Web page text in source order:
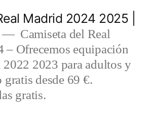
Madrid 2024 2025 |
Camiseta del Real
– Ofrecemos equipación
2023 para adultos y
desde 69 €.
gratis.